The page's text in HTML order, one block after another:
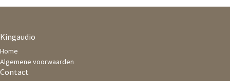
Kingaudio
Home
Algemene voorwaarden
Contact